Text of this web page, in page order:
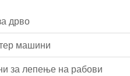
дрво
машини
за лепење на рабови